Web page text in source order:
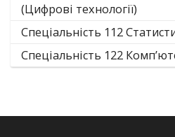
(Цифрові технології)
Спеціальність 112
Спеціальність 122